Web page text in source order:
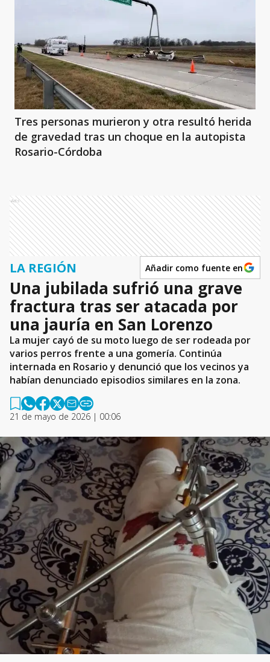
Tres personas murieron y otra resultó herida
de gravedad tras un choque en la autopista
Rosario-Córdoba
Ads
LA REGIÓN Añadir como fuente en
Una jubilada sufrió una grave
fractura tras ser atacada por
una jauría en San Lorenzo
La mujer cayó de su moto luego de ser rodeada por
varios perros frente a una gomería. Continúa
internada en Rosario y denunció que los vecinos ya
habían denunciado episodios similares en la zona.
21 de mayo de 2026 | 00:06